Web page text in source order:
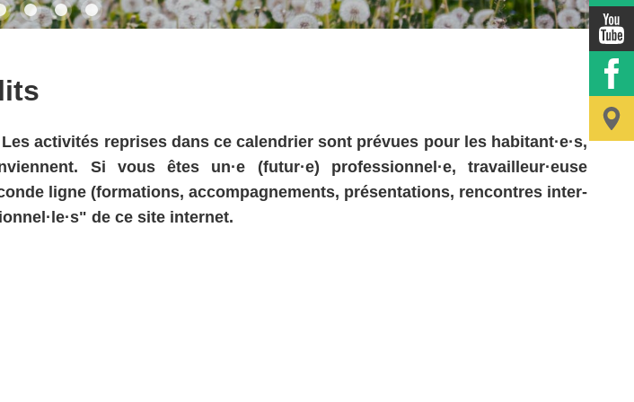
Les activités reprises dans ce calendrier sont prévues pour les habitant·e·s,
Si vous êtes un·e (futur·e) professionnel·e, travailleur·euse
ligne (formations, accompagnements, présentations, rencontres inter-
de ce site internet.